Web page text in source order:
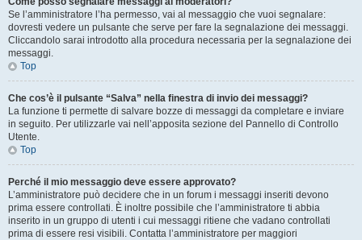
Se l’amministratore l’ha permesso, vai al messaggio che vuoi segnalare:
dovresti vedere un pulsante che serve per fare la segnalazione dei messaggi.
Cliccandolo sarai introdotto alla procedura necessaria per la segnalazione dei
messaggi.
Top
Che cos’è il pulsante “Salva” nella finestra di invio dei messaggi?
La funzione ti permette di salvare bozze di messaggi da completare e inviare
in seguito. Per utilizzarle vai nell’apposita sezione del Pannello di Controllo
Utente.
Top
Perché il mio messaggio deve essere approvato?
L’amministratore può decidere che in un forum i messaggi inseriti devono
prima essere controllati. È inoltre possibile che l’amministratore ti abbia
inserito in un gruppo di utenti i cui messaggi ritiene che vadano controllati
prima di essere resi visibili. Contatta l’amministratore per maggiori